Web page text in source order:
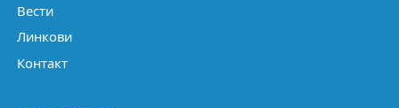
Вести
Линкови
Контакт